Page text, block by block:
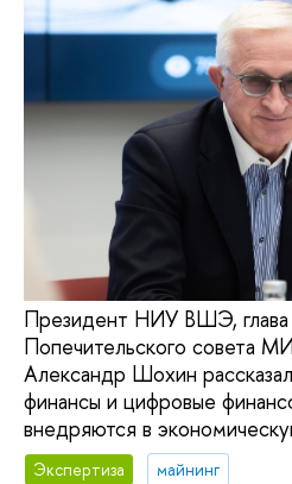
Президент НИУ ВШЭ,
Попечительского совета
Александр Шохин
финансы и цифровые
внедряются в
Экспертиза
майнинг